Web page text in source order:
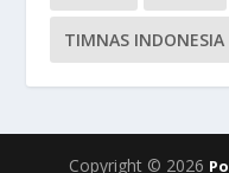
TIMNAS INDONESIA
Copyright © 2026